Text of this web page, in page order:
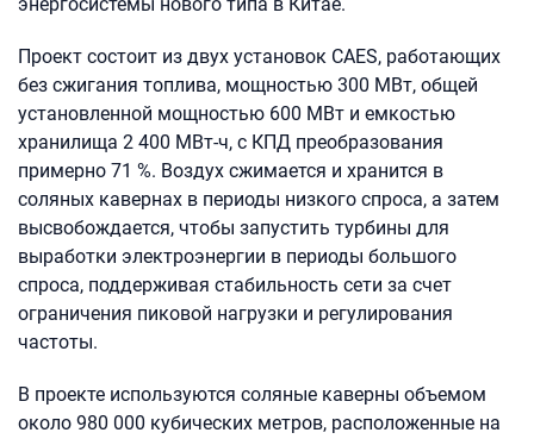
Проект состоит из двух установок CAES, работающих
без сжигания топлива, мощностью 300 МВт, общей
установленной мощностью 600 МВт и емкостью
хранилища 2 400 МВт-ч, с КПД преобразования
примерно 71 %. Воздух сжимается и хранится в
соляных кавернах в периоды низкого спроса, а затем
высвобождается, чтобы запустить турбины для
выработки электроэнергии в периоды большого
спроса, поддерживая стабильность сети за счет
ограничения пиковой нагрузки и регулирования
частоты.
В проекте используются соляные каверны объемом
около 980 000 кубических метров, расположенные на